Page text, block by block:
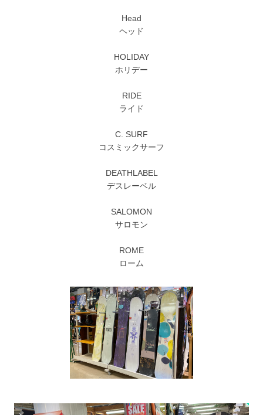
Head
ヘッド
HOLIDAY
ホリデー
RIDE
ライド
C. SURF
コスミックサーフ
DEATHLABEL
デスレーベル
SALOMON
サロモン
ROME
ローム